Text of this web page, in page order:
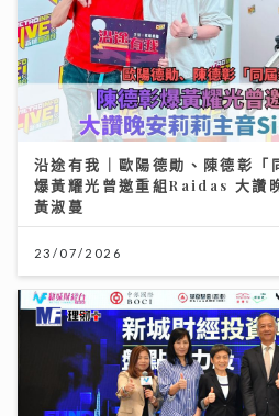
沿途有我｜歐陽德勛、陳德彰「
爆黃耀光曾邀重組Raidas 大讚
黃淑蔓
23/07/2026